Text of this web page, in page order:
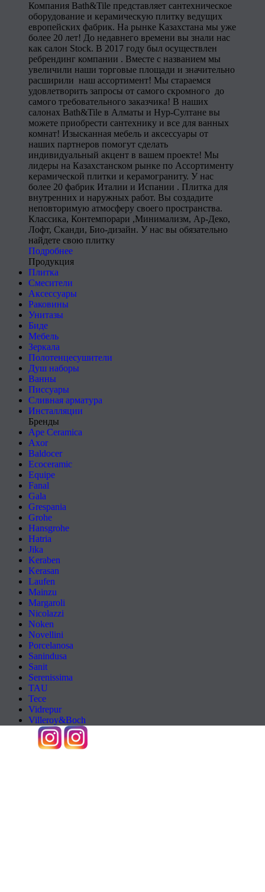
Компания Bath&Tile представляет сантехническое
оборудование и керамическую плитку ведущих
европейских фабрик. На рынке Казахстана мы уже
более 20 лет! До недавнего времени вы знали нас
как салон Stock. В 2017 году был осуществлен
ребрендинг компании . Вместе с названием мы
увеличили наши торговые площади и значительно
расширили наш ассортимент! Мы стараемся
удовлетворить запросы от самого скромного до
самого требовательного заказчика! В наших
салонах Bath&Tile в Алматы и Нур-Султане вы
можете приобрести сантехнику и все для ванных
комнат! Изысканная мебель и аксессуары от
наших партнеров помогут сделать
индивидуальный акцент в вашем проекте! Мы
лидеры на Казахстанском рынке по Ассортименту
керамической плитки и керамограниту. У нас
более 20 фабрик Италии и Испании . Плитка для
внутренних и наружных работ. Вы создадите
неповторимую атмосферу своего пространства.
Классика, Контемпорари ,Минимализм, Ар-Деко,
Лофт, Сканди, Био-дизайн. У нас вы обязательно
найдете свою плитку
Подробнее
Продукция
Плитка
Смесители
Аксессуары
Раковины
Унитазы
Биде
Мебель
Зеркала
Полотенцесушители
Душ наборы
Ванны
Писсуары
Сливная арматура
Инсталляции
Бренды
Ape Ceramica
Axor
Baldocer
Ecoceramic
Equipe
Fanal
Gala
Grespania
Grohe
Hansgrohe
Hatria
Jika
Keraben
Kerasan
Laufen
Mainzu
Margaroli
Nicolazzi
Noken
Novellini
Porcelanosa
Sanindusa
Sanit
Serenissima
TAU
Tece
Vidrepur
Villeroy&Boch